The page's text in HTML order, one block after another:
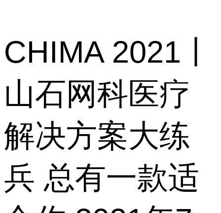
CHIMA 2021丨
山石网科医疗
解决方案大练
兵 总有一款适